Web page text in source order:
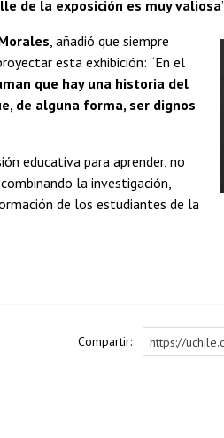
de la exposición es muy valiosa
, añadió que siempre
esta exhibición: “En el
que hay una historia del
de alguna forma, ser dignos
educativa para aprender, no
la investigación,
de los estudiantes de la
Compartir: https://